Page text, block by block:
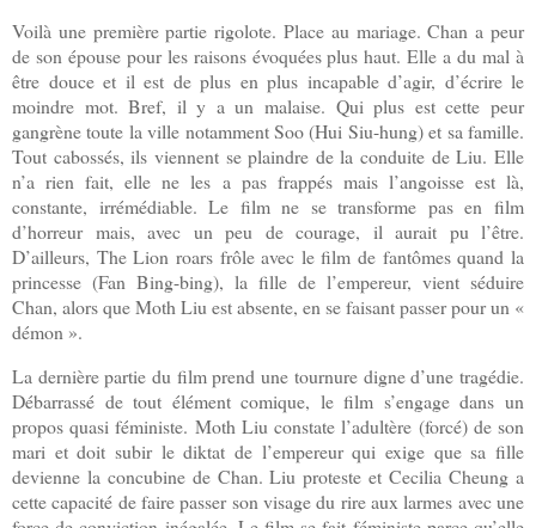
Voilà une première partie rigolote. Place au mariage. Chan a peur
de son épouse pour les raisons évoquées plus haut. Elle a du mal à
être douce et il est de plus en plus incapable d’agir, d’écrire le
moindre mot. Bref, il y a un malaise. Qui plus est cette peur
gangrène toute la ville notamment Soo (Hui Siu-hung) et sa famille.
Tout cabossés, ils viennent se plaindre de la conduite de Liu. Elle
n’a rien fait, elle ne les a pas frappés mais l’angoisse est là,
constante, irrémédiable. Le film ne se transforme pas en film
d’horreur mais, avec un peu de courage, il aurait pu l’être.
D’ailleurs, The Lion roars frôle avec le film de fantômes quand la
princesse (Fan Bing-bing), la fille de l’empereur, vient séduire
Chan, alors que Moth Liu est absente, en se faisant passer pour un «
démon ».
La dernière partie du film prend une tournure digne d’une tragédie.
Débarrassé de tout élément comique, le film s’engage dans un
propos quasi féministe. Moth Liu constate l’adultère (forcé) de son
mari et doit subir le diktat de l’empereur qui exige que sa fille
devienne la concubine de Chan. Liu proteste et Cecilia Cheung a
cette capacité de faire passer son visage du rire aux larmes avec une